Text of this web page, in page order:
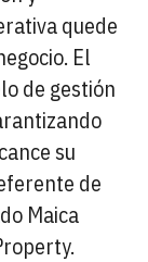
quede
El
de gestión
su
de
Maica